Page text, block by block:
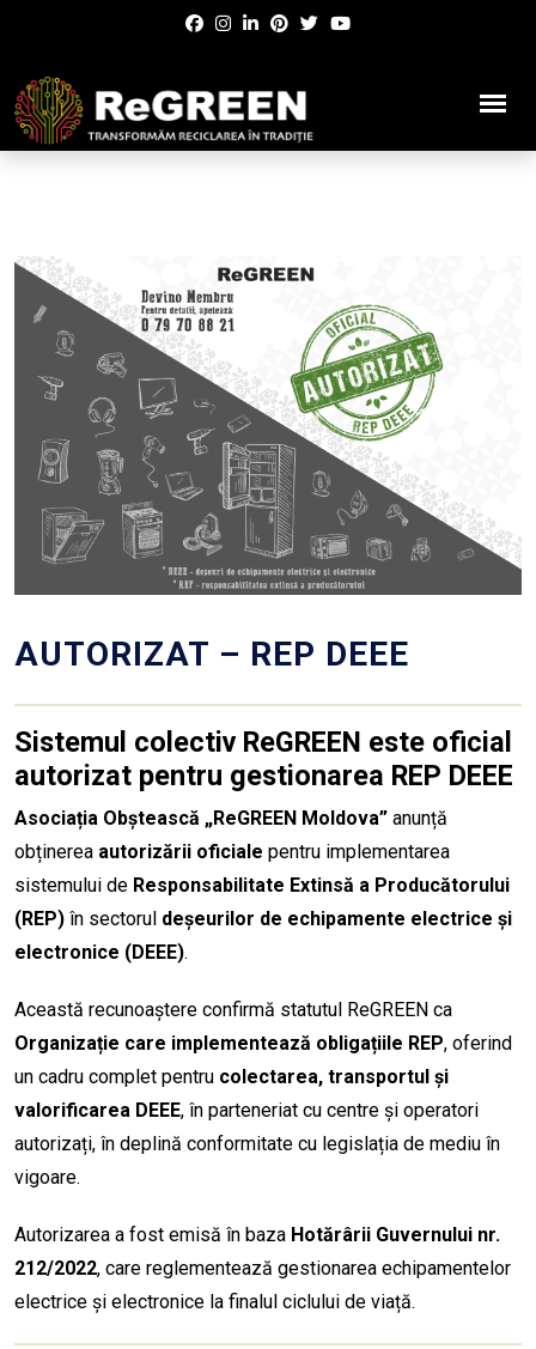
AUTORIZAT – REP DEEE
Sistemul colectiv ReGREEN este oficial
autorizat pentru gestionarea REP DEEE
Asociația Obștească „ReGREEN Moldova” anunță
obținerea autorizării oficiale pentru implementarea
sistemului de Responsabilitate Extinsă a Producătorului
(REP) în sectorul deșeurilor de echipamente electrice și
electronice (DEEE).
Această recunoaștere confirmă statutul ReGREEN ca
Organizație care implementează obligațiile REP, oferind
un cadru complet pentru colectarea, transportul și
valorificarea DEEE, în parteneriat cu centre și operatori
autorizați, în deplină conformitate cu legislația de mediu în
vigoare.
Autorizarea a fost emisă în baza Hotărârii Guvernului nr.
212/2022, care reglementează gestionarea echipamentelor
electrice și electronice la finalul ciclului de viață.